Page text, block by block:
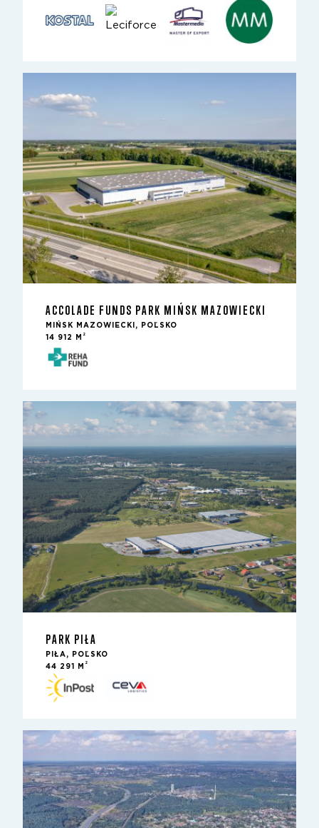
ACCOLADE FUNDS PARK MIŃSK MAZOWIECKI
MIŃSK MAZOWIECKI, POĽSKO
14 912 M
2
PARK PIŁA
PIŁA, POĽSKO
44 291 M
2